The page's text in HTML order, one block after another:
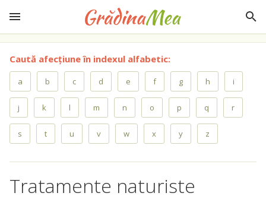
Caută afecțiune în indexul alfabetic:
a b c d e f g h i
j k l m n o p q r
s t u v w x y z
Tratamente naturiste